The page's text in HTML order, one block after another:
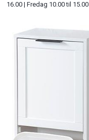
16.00 | Fredag 10.00 til 15.00